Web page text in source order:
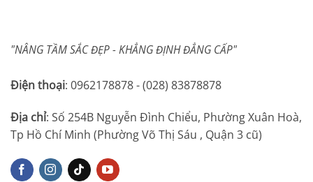
"NÂNG TẦM SẮC ĐẸP - KHẲNG ĐỊNH ĐẲNG CẤP"
Điện thoại: 0962178878 - (028) 83878878
Địa chỉ: Số 254B Nguyễn Đình Chiểu, Phường Xuân Hoà,
Tp Hồ Chí Minh (Phường Võ Thị Sáu , Quận 3 cũ)